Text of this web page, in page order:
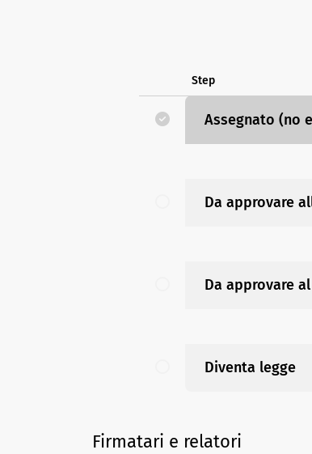
Step
Assegnato (no
Da approvare
Da approvare al
Diventa legge
Firmatari e relatori